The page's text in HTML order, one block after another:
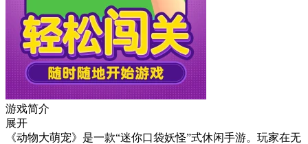
游戏简介
展开
《动物大萌宠》是一款“迷你口袋妖怪”式休闲手游。玩家在无